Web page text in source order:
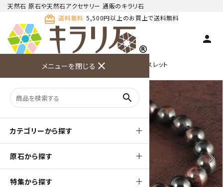
天然石 原石や天然石アクセサリー 通販のキラリ石
card_giftcard 送料無料 5,500円以上のお買上で送料無料
person
わせ ド
メニューを閉じる close
search
カテゴリーから探す
原石から探す
特集から探す
天然石ブレスレット シンプル１色 ブレスレット
arrow_back_ios arrow_forward_ios